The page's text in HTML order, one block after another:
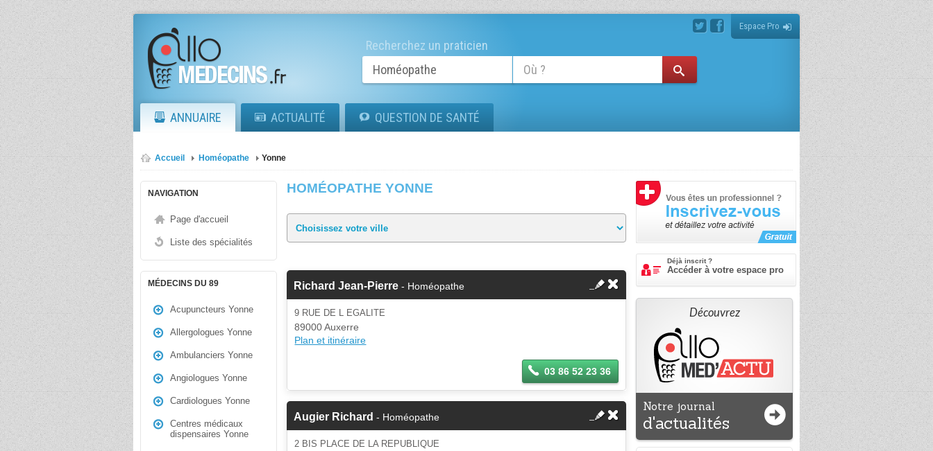
Espace Pro
Recherchez un praticien
ANNUAIRE ACTUALITÉ QUESTION DE SANTÉ
Accueil Homéopathe Yonne
NAVIGATION
Page d'accueil
Liste des spécialités
MÉDECINS DU 89
Acupuncteurs Yonne
Allergologues Yonne
Ambulanciers Yonne
Angiologues Yonne
Cardiologues Yonne
Centres médicaux
dispensaires Yonne
HOMÉOPATHE YONNE
Richard Jean-Pierre - Homéopathe
9 RUE DE L EGALITE
89000 Auxerre
Plan et itinéraire
03 86 52 23 36
Augier Richard - Homéopathe
2 BIS PLACE DE LA REPUBLIQUE
Déjà inscrit ?
Accéder à votre espace pro
Découvrez
Notre journal
d'actualités